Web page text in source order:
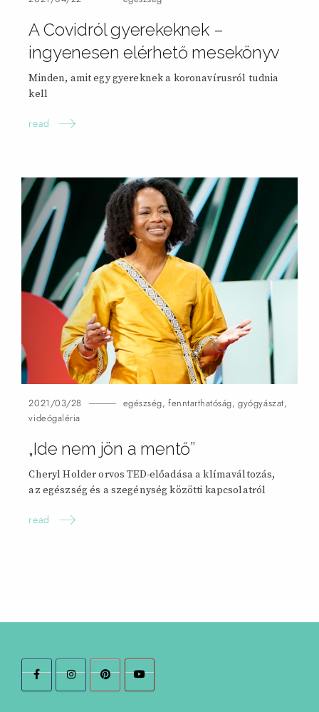
A Covidról gyerekeknek –
ingyenesen elérhető mesekönyv
Minden, amit egy gyereknek a koronavírusról tudnia
kell
read
2021/03/28 egészség,fenntarthatóság,gyógyászat,
videógaléria
„Ide nem jön a mentő”
Cheryl Holder orvos TED-előadása a klímaváltozás,
az egészség és a szegénység közötti kapcsolatról
read